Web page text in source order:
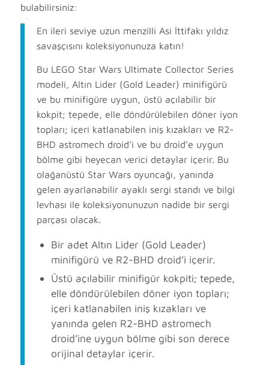
bulabilirsiniz:
En ileri seviye uzun menzilli Asi İttifakı yıldız
savaşçısını koleksiyonunuza katın!
Bu LEGO Star Wars Ultimate Collector Series
modeli, Altın Lider (Gold Leader) minifigürü
ve bu minifigüre uygun, üstü açılabilir bir
kokpit; tepede, elle döndürülebilen döner iyon
topları; içeri katlanabilen iniş kızakları ve R2-
BHD astromech droid’i ve bu droid’e uygun
bölme gibi heyecan verici detaylar içerir. Bu
olağanüstü Star Wars oyuncağı, yanında
gelen ayarlanabilir ayaklı sergi standı ve bilgi
levhası ile koleksiyonunuzun nadide bir sergi
parçası olacak.
Bir adet Altın Lider (Gold Leader)
minifigürü ve R2-BHD droid’i içerir.
Üstü açılabilir minifigür kokpiti; tepede,
elle döndürülebilen döner iyon topları;
içeri katlanabilen iniş kızakları ve
yanında gelen R2-BHD astromech
droid’ine uygun bölme gibi son derece
orijinal detaylar içerir.